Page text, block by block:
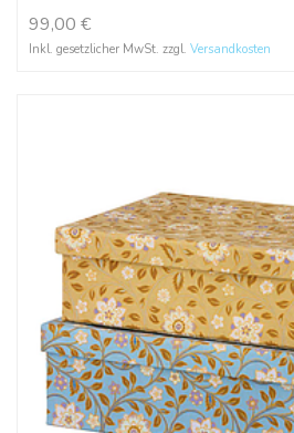
99,00 €
Inkl. gesetzlicher MwSt. zzgl. Versandkosten